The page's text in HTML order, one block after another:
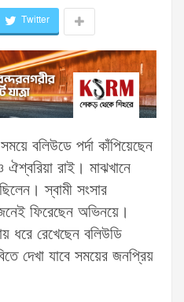
Twitter
বলিউডে পর্দা কাঁপিয়েছেন
রাই। মাঝখানে
স্বামী সংসার
ফিরেছেন অভিনয়ে।
ধরে রেখেছেন বলিউডি
দেখা যাবে সময়ের জনপ্রিয়